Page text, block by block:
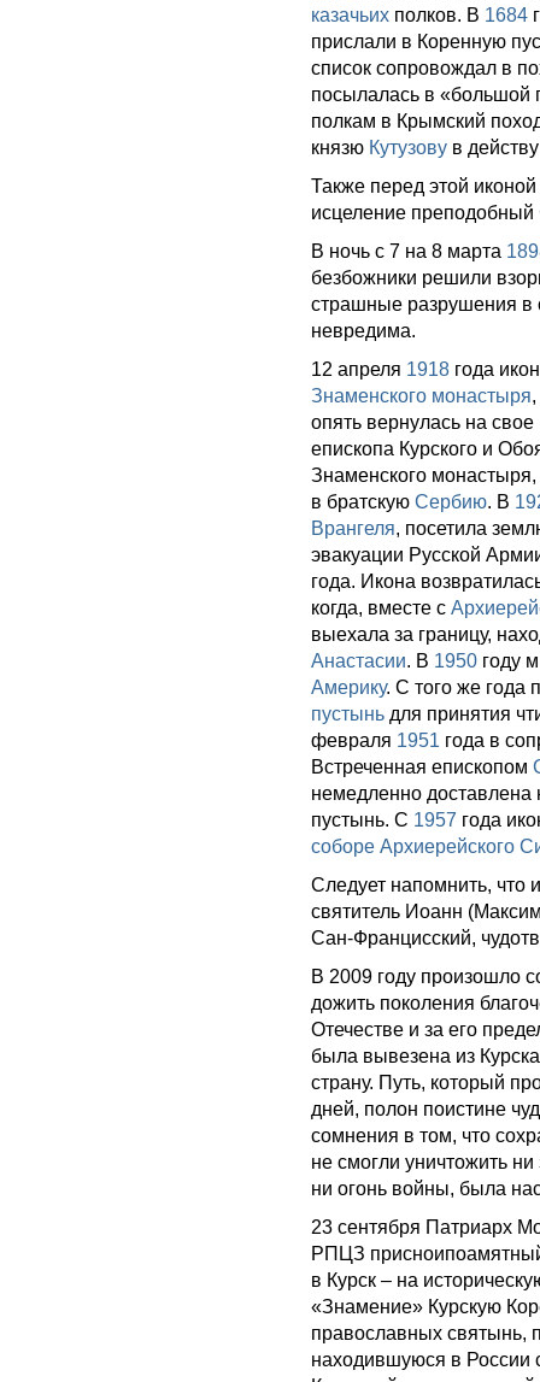
казачьих полков. В 1684
прислали в Коренную
список сопровождал в
посылалась в «большой
полкам в Крымский
князю Кутузову в
Также перед этой
исцеление преподобный
В ночь с 7 на 8 марта
безбожники решили
страшные разрушения в
невредима.
12 апреля 1918 года
Знаменского монастыря
опять вернулась на
епископа Курского и
Знаменского
в братскую Сербию. В
Врангеля, посетила
эвакуации Русской
года. Икона
когда, вместе с
выехала за границу,
Анастасии. В 1950 году
Америку. С того же года
пустынь для принятия
февраля 1951 года в
Встреченная епископом
немедленно
пустынь. С 1957 года
соборе Архиерейского
Следует напомнить, что
святитель Иоанн
Сан-Францисский,
В 2009 году произошло
дожить поколения
Отечестве и за его
была вывезена из
страну. Путь, который
дней, полон поистине
сомнения в том, что
не смогли уничтожить
ни огонь войны, была
23 сентября Патриарх
РПЦЗ
в Курск – на
«Знамение» Курскую
православных святынь,
находившуюся в России